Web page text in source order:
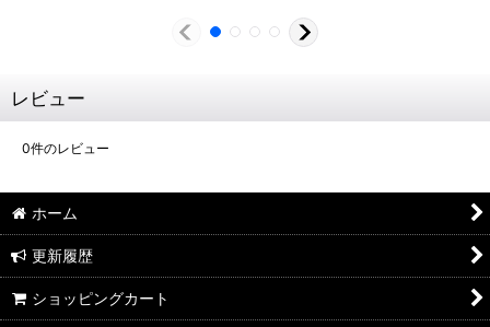
レビュー
0件のレビュー
ホーム
更新履歴
ショッピングカート